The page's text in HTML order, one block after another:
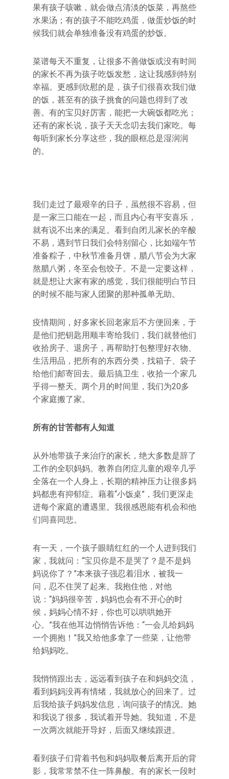
果有孩子咳嗽，就会做点清淡的饭菜，再熬些
水果汤；有的孩子不能吃鸡蛋，做蛋炒饭的时
候我们就会单独准备没有鸡蛋的炒饭。
菜谱每天不重复，让很多不善做饭或没有时间
的家长不再为孩子吃饭发愁，这让我感到特别
幸福。更感到欣慰的是，孩子们很喜欢我们做
的饭，甚至有的孩子挑食的问题也得到了改
善。有的宝贝好厉害，能把一大碗饭都吃光；
还有的家长说，孩子天天念叨去我们家吃。每
每听到家长分享这些，我的眼框总是湿润润
的。
我们走过了最艰辛的日子，虽然很不容易，但
是一家三口能在一起，而且内心有平安喜乐，
就有说不出来的满足。看到自闭儿家长的辛酸
不易，遇到节日我们会特别留心，比如端午节
准备粽子，中秋节准备月饼，腊八节会为大家
熬腊八粥，冬至会包饺子。不是一定要这样，
就是想让大家有家的感觉，我们很能明白节日
的时候不能与家人团聚的那种孤单无助。
疫情期间，好多家长回老家后不方便回来，于
是他们把钥匙用顺丰寄给我们，我们就替他们
收拾房子、退房子，再帮助打包整理好衣物、
生活用品，把所有的东西分类，找箱子、袋子
给他们邮寄回去。最后搞卫生，收拾一个家几
乎得一整天。两个月的时间里，我们为20多
个家庭搬了家。
所有的甘苦都有人知道
从外地带孩子来治疗的家长，绝大多数是辞了
工作的全职妈妈。教养自闭症儿童的艰辛几乎
全落在一个人身上，长期的精神压力让很多妈
妈都患有抑郁症。藉着“小饭桌”，我们更深走
进每个家庭的遭遇里。我很感恩能有机会和他
们同喜同悲。
有一天，一个孩子眼睛红红的一个人进到我们
家，我就问：“宝贝你是不是哭了？是不是妈
妈说你了？”本来孩子强忍着泪水，被我一
问，忍不住哭了起来。我抱住他，对他
说：“妈妈很辛苦，妈妈也会有不开心的时
候，妈妈心情不好，你也可以哄哄她开
心。”我在他耳边悄悄告诉他：“一会儿给妈妈
一个拥抱！”我又给他多拿了一些菜，让他带
给妈妈吃。
我悄悄跟出去，远远看到孩子在和妈妈交流，
看到妈妈没再有情绪，我就放心的回来了。过
后我给孩子妈妈发信息，询问孩子的情况。她
和我说了很多，我试着开导她。我知道，不是
一次两次就能开导好，后面又继续跟进。
看到孩子们背着书包和妈妈取餐后离开后的背
影，我常常禁不住一阵鼻酸。有的家长一段时